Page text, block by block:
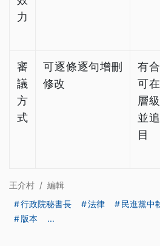
力
審
議
方
式
可逐條逐句增刪
修改
有
可
層
並
目
王介村 / 編輯
行政院秘書長
法律
民進黨中
版本
...